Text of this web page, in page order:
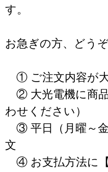
す。
お急ぎの方、どう
① ご注文内容が
② 大光電機に商
わせください）
③ 平日（月曜～金
文
④ お支払方法に【